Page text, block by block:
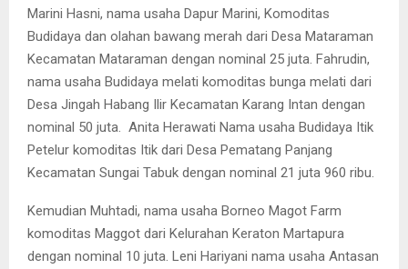
Marini Hasni, nama usaha Dapur Marini, Komoditas
Budidaya dan olahan bawang merah dari Desa Mataraman
Kecamatan Mataraman dengan nominal 25 juta. Fahrudin,
nama usaha Budidaya melati komoditas bunga melati dari
Desa Jingah Habang Ilir Kecamatan Karang Intan dengan
nominal 50 juta. Anita Herawati Nama usaha Budidaya Itik
Petelur komoditas Itik dari Desa Pematang Panjang
Kecamatan Sungai Tabuk dengan nominal 21 juta 960 ribu.
Kemudian Muhtadi, nama usaha Borneo Magot Farm
komoditas Maggot dari Kelurahan Keraton Martapura
dengan nominal 10 juta. Leni Hariyani nama usaha Antasan